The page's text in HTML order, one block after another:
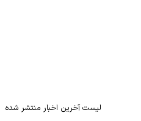
لیست آخرین اخبار منتشر شده